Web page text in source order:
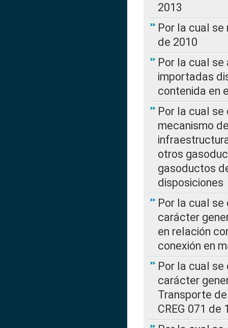
2013
Por la cual se
de 2010
Por la cual
importadas
contenida en
Por la cual se
mecanismo
otros
gasoductos
disposiciones
Por la cual
carácter
en relación
conexión en
Por la cual
carácter
Transporte
CREG 071 de